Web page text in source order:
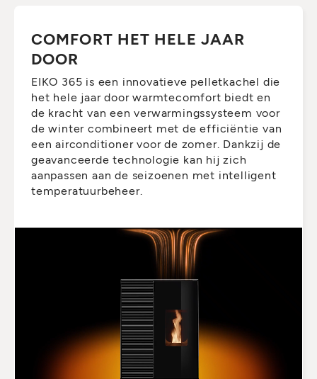
COMFORT HET HELE JAAR
DOOR
EIKO 365 is een innovatieve pelletkachel die
het hele jaar door warmtecomfort biedt en
de kracht van een verwarmingssysteem voor
de winter combineert met de efficiëntie van
een airconditioner voor de zomer. Dankzij de
geavanceerde technologie kan hij zich
aanpassen aan de seizoenen met intelligent
temperatuurbeheer.